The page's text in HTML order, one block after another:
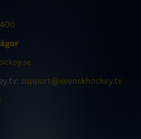
support@svenskhockey.tv